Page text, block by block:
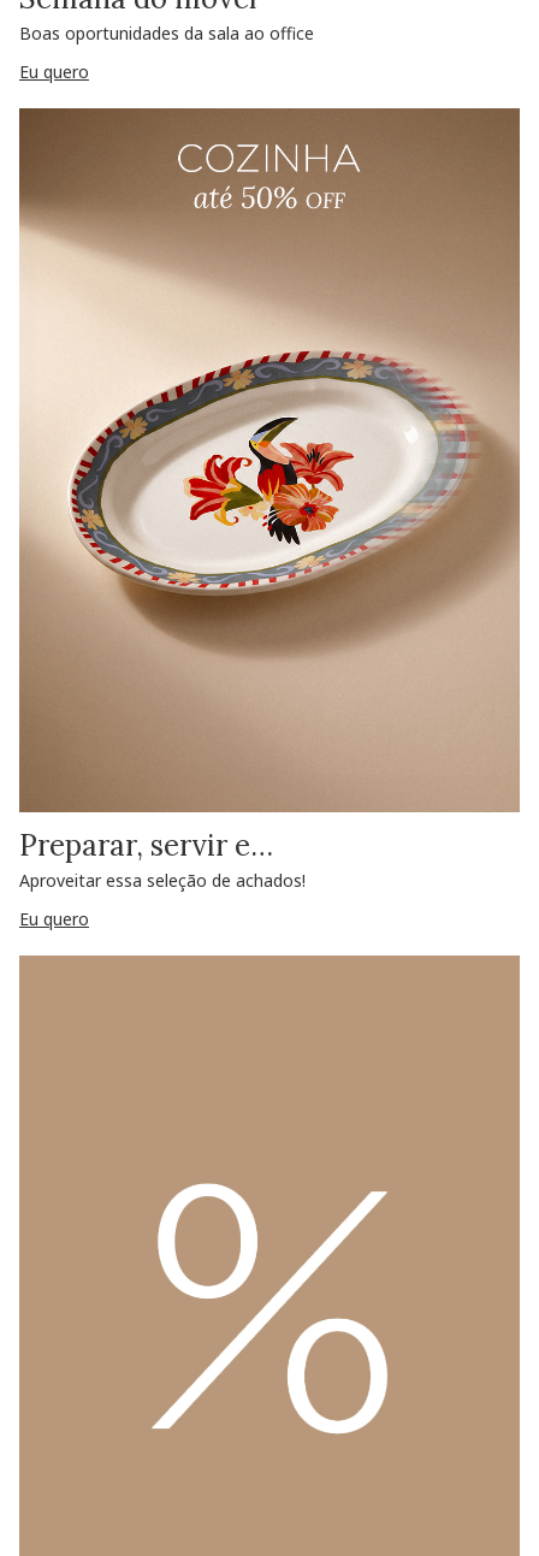
Boas oportunidades da sala ao office
Eu quero
Preparar, servir e…
Aproveitar essa seleção de achados!
Eu quero